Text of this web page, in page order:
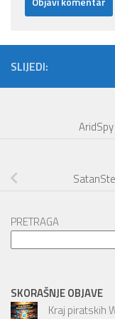
SLIJEDI:
PRETRAGA
SKORAŠNJE OBJAVE
Kraj piratskih